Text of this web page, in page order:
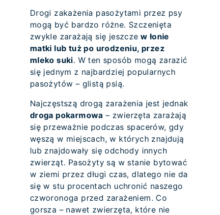
Drogi zakażenia pasożytami przez psy
mogą być bardzo różne. Szczenięta
zwykle zarażają się jeszcze w łonie
matki lub tuż po urodzeniu, przez
mleko suki. W ten sposób mogą zarazić
się jednym z najbardziej popularnych
pasożytów – glistą psią.
Najczęstszą drogą zarażenia jest jednak
droga pokarmowa – zwierzęta zarażają
się przeważnie podczas spacerów, gdy
węszą w miejscach, w których znajdują
lub znajdowały się odchody innych
zwierząt. Pasożyty są w stanie bytować
w ziemi przez długi czas, dlatego nie da
się w stu procentach uchronić naszego
czworonoga przed zarażeniem. Co
gorsza – nawet zwierzęta, które nie